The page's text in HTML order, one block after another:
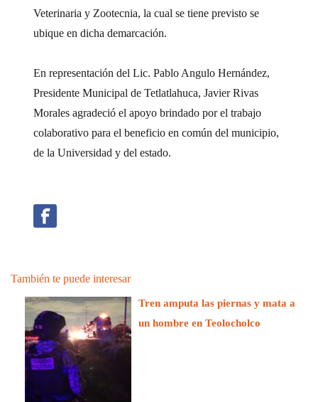
Veterinaria y Zootecnia, la cual se tiene previsto se
ubique en dicha demarcación.
En representación del Lic. Pablo Angulo Hernández,
Presidente Municipal de Tetlatlahuca, Javier Rivas
Morales agradeció el apoyo brindado por el trabajo
colaborativo para el beneficio en común del municipio,
de la Universidad y del estado.
También te puede interesar
Tren amputa las piernas y mata a
un hombre en Teolocholco